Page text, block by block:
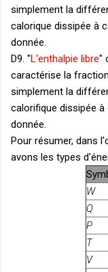
simplement la
calorique dissipée à
donnée.
D9. "L'enthalpie libre"
caractérise la
simplement la
calorifique dissipée
donnée.
Pour résumer, dans
avons les types
W
Q
P
T
V